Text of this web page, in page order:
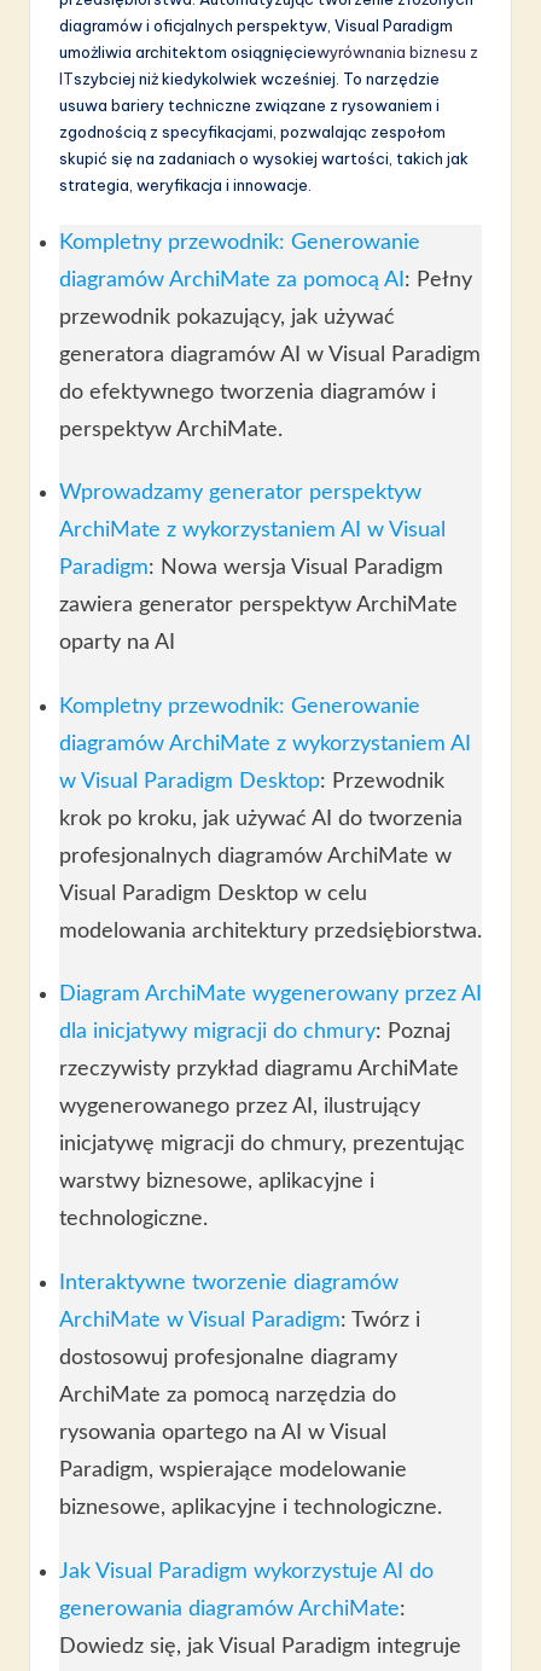
diagramów i oficjalnych perspektyw, Visual Paradigm
umożliwia architektom osiągnięciewyrównania biznesu z
ITszybciej niż kiedykolwiek wcześniej. To narzędzie
usuwa bariery techniczne związane z rysowaniem i
zgodnością z specyfikacjami, pozwalając zespołom
skupić się na zadaniach o wysokiej wartości, takich jak
strategia, weryfikacja i innowacje.
Kompletny przewodnik: Generowanie
diagramów ArchiMate za pomocą AI : Pełny
przewodnik pokazujący, jak używać
generatora diagramów AI w Visual Paradigm
do efektywnego tworzenia diagramów i
perspektyw ArchiMate.
Wprowadzamy generator perspektyw
ArchiMate z wykorzystaniem AI w Visual
Paradigm: Nowa wersja Visual Paradigm
zawiera generator perspektyw ArchiMate
oparty na AI
Kompletny przewodnik: Generowanie
diagramów ArchiMate z wykorzystaniem AI
w Visual Paradigm Desktop: Przewodnik
krok po kroku, jak używać AI do tworzenia
profesjonalnych diagramów ArchiMate w
Visual Paradigm Desktop w celu
modelowania architektury przedsiębiorstwa.
Diagram ArchiMate wygenerowany przez AI
dla inicjatywy migracji do chmury: Poznaj
rzeczywisty przykład diagramu ArchiMate
wygenerowanego przez AI, ilustrujący
inicjatywę migracji do chmury, prezentując
warstwy biznesowe, aplikacyjne i
technologiczne.
Interaktywne tworzenie diagramów
ArchiMate w Visual Paradigm: Twórz i
dostosowuj profesjonalne diagramy
ArchiMate za pomocą narzędzia do
rysowania opartego na AI w Visual
Paradigm, wspierające modelowanie
biznesowe, aplikacyjne i technologiczne.
Jak Visual Paradigm wykorzystuje AI do
generowania diagramów ArchiMate:
Dowiedz się, jak Visual Paradigm integruje